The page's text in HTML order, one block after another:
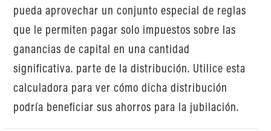
pueda aprovechar un conjunto especial de reglas
que le permiten pagar solo impuestos sobre las
ganancias de capital en una cantidad
significativa. parte de la distribución. Utilice esta
calculadora para ver cómo dicha distribución
podría beneficiar sus ahorros para la jubilación.